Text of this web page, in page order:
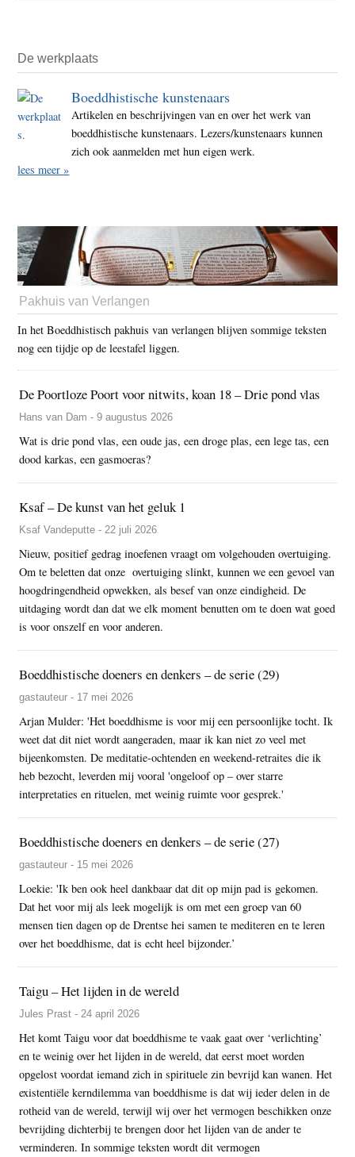
De werkplaats
Boeddhistische kunstenaars
Artikelen en beschrijvingen van en over het werk van
boeddhistische kunstenaars. Lezers/kunstenaars kunnen
zich ook aanmelden met hun eigen werk.
lees meer »
Pakhuis van Verlangen
In het Boeddhistisch pakhuis van verlangen blijven sommige teksten
nog een tijdje op de leestafel liggen.
De Poortloze Poort voor nitwits, koan 18 – Drie pond vlas
Hans van Dam - 9 augustus 2026
Wat is drie pond vlas, een oude jas, een droge plas, een lege tas, een
dood karkas, een gasmoeras?
Ksaf – De kunst van het geluk 1
Ksaf Vandeputte - 22 juli 2026
Nieuw, positief gedrag inoefenen vraagt om volgehouden overtuiging.
Om te beletten dat onze overtuiging slinkt, kunnen we een gevoel van
hoogdringendheid opwekken, als besef van onze eindigheid. De
uitdaging wordt dan dat we elk moment benutten om te doen wat goed
is voor onszelf en voor anderen.
Boeddhistische doeners en denkers – de serie (29)
gastauteur - 17 mei 2026
Arjan Mulder: 'Het boeddhisme is voor mij een persoonlijke tocht. Ik
weet dat dit niet wordt aangeraden, maar ik kan niet zo veel met
bijeenkomsten. De meditatie-ochtenden en weekend-retraites die ik
heb bezocht, leverden mij vooral 'ongeloof op – over starre
interpretaties en rituelen, met weinig ruimte voor gesprek.'
Boeddhistische doeners en denkers – de serie (27)
gastauteur - 15 mei 2026
Loekie: 'Ik ben ook heel dankbaar dat dit op mijn pad is gekomen.
Dat het voor mij als leek mogelijk is om met een groep van 60
mensen tien dagen op de Drentse hei samen te mediteren en te leren
over het boeddhisme, dat is echt heel bijzonder.’
Taigu – Het lijden in de wereld
Jules Prast - 24 april 2026
Het komt Taigu voor dat boeddhisme te vaak gaat over ‘verlichting’
en te weinig over het lijden in de wereld, dat eerst moet worden
opgelost voordat iemand zich in spirituele zin bevrijd kan wanen. Het
existentiële kerndilemma van boeddhisme is dat wij ieder delen in de
rotheid van de wereld, terwijl wij over het vermogen beschikken onze
bevrijding dichterbij te brengen door het lijden van de ander te
verminderen. In sommige teksten wordt dit vermogen